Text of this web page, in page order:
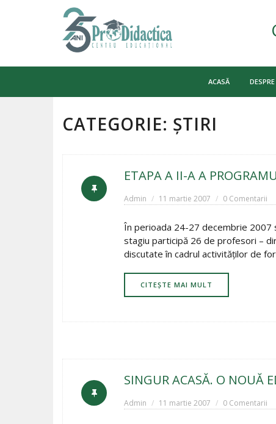
ACASĂ
CATEGORIE: ȘTIRI
ETAPA A II-A A
Admin 11 martie 2007 0 Comentarii
În perioada 24-27 decembrie 2007
stagiu participă 26 de profesori –
discutate în cadrul activităţilor de
CITEȘTE MAI MULT
SINGUR ACASĂ. O NOUĂ
Admin 11 martie 2007 0 Comentarii